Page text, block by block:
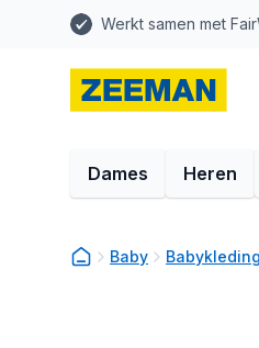
Werkt samen met
Dames Heren
Baby Babykleding